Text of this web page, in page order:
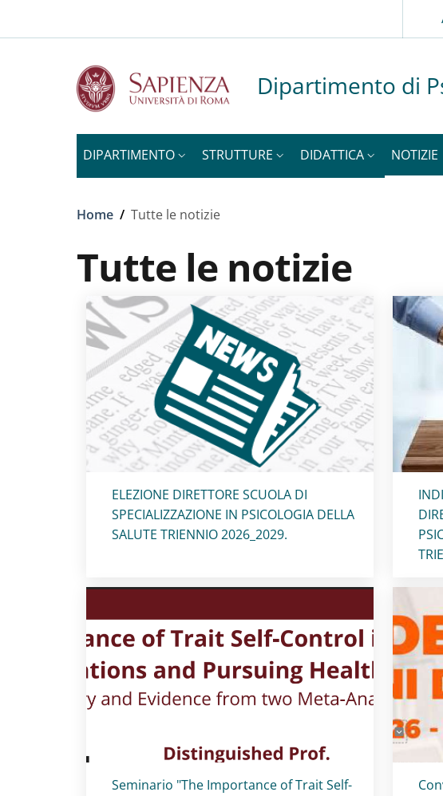
Dipartimento di
DIPARTIMENTO STRUTTURE DIDATTICA NOTIZIE
Briciole di pane
Home / Tutte le notizie
Tutte le notizie
Titolo card:
ELEZIONE DIRETTORE SCUOLA DI
SPECIALIZZAZIONE IN PSICOLOGIA DELLA
SALUTE TRIENNIO 2026_2029.
Titolo card:
Seminario "The Importance of Trait Self-